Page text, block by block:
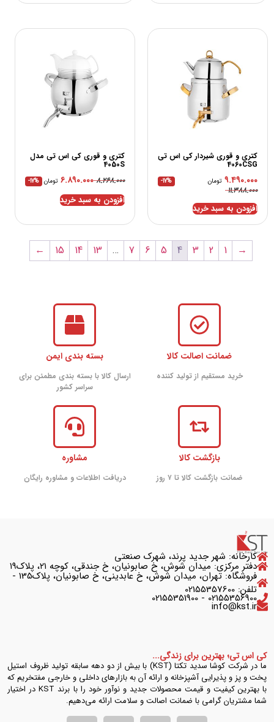
کتری و قوری شیردار کی اس تی
4060CSG
۱۱.۳۸۸.۰۰۰
۹.۴۹۰.۰۰۰ تومان -17%
افزودن به سبد خرید
کتری و قوری کی اس تی مدل
4050S
۸.۲۶۸.۰۰۰ ۶.۸۹۰.۰۰۰ تومان -17%
افزودن به سبد خرید
→
1
2
3
4
5
6
7
…
13
14
15
←
ضمانت اصالت کالا
خرید مستقیم از تولید کننده
بسته بندی ایمن
ارسال کالا با بسته بندی مطمئن برای
سراسر کشور
بازگشت کالا
ضمانت بازگشت کالا تا ۷ روز
مشاوره
دریافت اطلاعات و مشاوره رایگان
کارخانه: شهر جدید پرند، شهرک صنعتی
دفتر مرکزی: میدان شوش، خ صابونیان، خ جندقی، کوچه ۲۱، پلاک۱۹
فروشگاه: تهران، میدان شوش، خ عابدینی، خ صابونیان، پلاک135 -
تلفن: 02155357600
02155356900 - 02155351900
info@kst.ir
کی اس تی؛ بهترین برای زندگی...
ما در شرکت کوشا سدید تکتا (KST) با بیش از دو دهه سابقه تولید ظروف استیل
پخت و پز و پذیرایی آشپزخانه و ارائه آن به بازارهای داخلی و خارجی مفتخریم که
با بهترین کیفیت و قیمت محصولات جدید و نوآور خود را با برند KST در اختیار
شما مشتریان گرامی با ضمانت اصالت و سلامت ارائه می‌دهیم.